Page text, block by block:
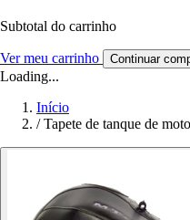
Subtotal do carrinho
Ver meu carrinho Continuar
Loading...
Início
/ Tapete de tanque de